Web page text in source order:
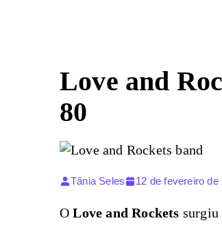
Love and
80
Tânia Seles 12 de fevereiro de
OLove and Rockets surgiu